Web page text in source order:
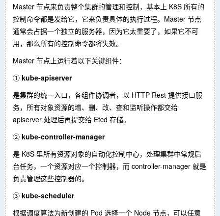
Master 节点来负责整个集群的管理和控制，基本上 K8S 所有的
控制命令都是发给它，它来负责具体的执行过程。Master 节点
通常会占据一个独立的服务器，因为它太重要了，如果它不可
用，那么所有的控制命令都将失效。
Master 节点上运行着以下关键组件：
① kube-apiserver
是集群的统一入口，各组件协调者，以 HTTP Rest 提供接口服
务，所有对象资源的增、删、改、查和监听操作都交给
apiserver 处理后再提交给 Etcd 存储。
② kube-controller-manager
是 K8S 里所有资源对象的自动化控制中心，处理集群中常规后
台任务，一个资源对应一个控制器，而 controller-manager 就是
负责管理这些控制器的。
③ kube-scheduler
根据调度算法为新创建的 Pod 选择一个 Node 节点，可以任意